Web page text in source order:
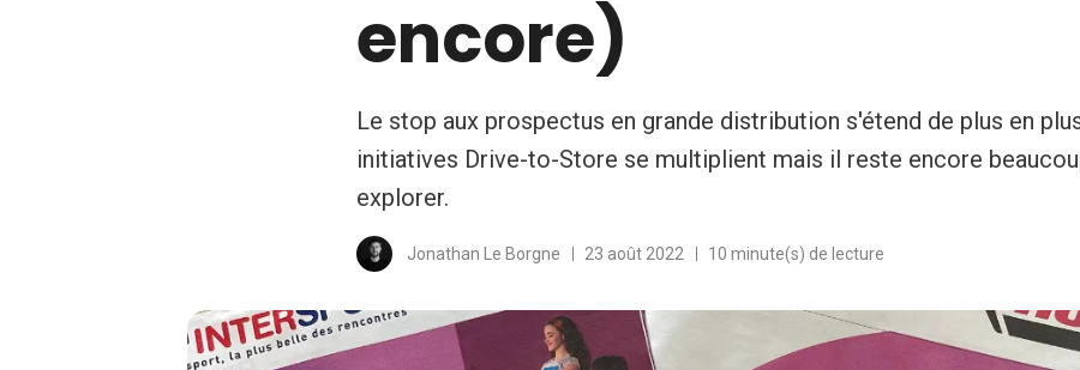
encore)
Le stop aux prospectus en grande distribution s'étend de plus en
initiatives Drive-to-Store se multiplient mais il reste encore
explorer.
Jonathan Le Borgne 23 août 2022 10 minute(s) de lecture